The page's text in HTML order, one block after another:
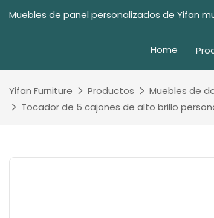
Muebles de panel personalizados de Yifan
Home
Yifan Furniture Productos Muebles de
Tocador de 5 cajones de alto brillo